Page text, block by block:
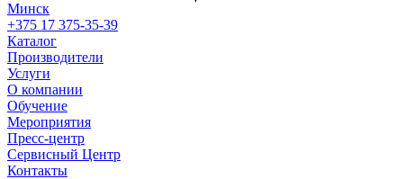
Минск
+375 17 375-35-39
Каталог
Производители
Услуги
О компании
Обучение
Мероприятия
Пресс-центр
Сервисный Центр
Контакты